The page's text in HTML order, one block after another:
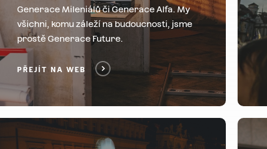
Generace Mileniálů či Generace Alfa. My
všichni, komu záleží na budoucnosti, jsme
prostě Generace Future.
PŘEJÍT NA WEB